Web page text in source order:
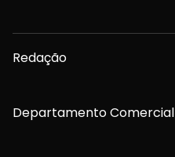
Redação
Departamento Comercial